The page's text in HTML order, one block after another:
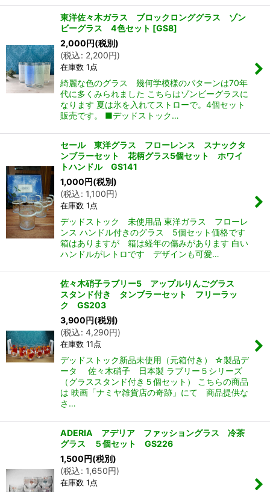
東洋佐々木ガラス ブロックロンググラス ゾン
ビーグラス 4色セット [GS8]
2,000円(税別)
(税込: 2,200円)
在庫数 1点
綺麗な色のグラス 幾何学模様のパターンは70年
代に多くみられました こちらはゾンビーグラスに
なります 夏は氷を入れてストローで。4個セット
販売です。 ■デッドストック…
セール 東洋グラス フローレンス スナックタ
ンブラーセット 花柄グラス5個セット ホワイ
トハンドル GS141
1,000円(税別)
(税込: 1,100円)
在庫数 1点
デッドストック 未使用品 東洋ガラス フローレ
ンス ハンドル付きのグラス 5個セット価格です
箱はありますが 箱は経年の傷みがあります 白い
ハンドルがレトロです デザインも可愛…
佐々木硝子ラブリー5 アップルりんごグラス
スタンド付き タンブラーセット フリーラッ
ク GS203
3,900円(税別)
(税込: 4,290円)
在庫数 11点
デッドストック新品未使用（元箱付き） ☆製品デ
ータ 佐々木硝子 日本製 ラブリー５シリーズ
（グラススタンド付き５個セット） こちらの商品
は 映画「ナミヤ雑貨店の奇跡」にて 商品提供な
さ…
ADERIA アデリア ファッショングラス 冷茶
グラス ５個セット GS226
1,500円(税別)
(税込: 1,650円)
在庫数 1点